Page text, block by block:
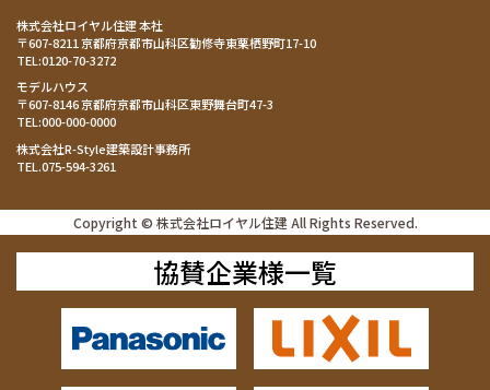
株式会社ロイヤル住建 本社
〒607-8211 京都府京都市山科区勧修寺東栗栖野町17-10
TEL:0120-70-3272
モデルハウス
〒607-8146 京都府京都市山科区東野舞台町47-3
TEL:000-000-0000
株式会社R-Style建築設計事務所
TEL.075-594-3261
Copyright © 株式会社ロイヤル住建 All Rights Reserved.
協賛企業様一覧